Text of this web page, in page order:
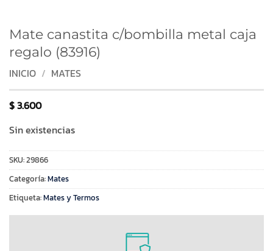
Mate canastita c/bombilla metal caja
regalo (83916)
INICIO / MATES
$3.600
Sin existencias
SKU:29866
Categoría:Mates
Etiqueta:Mates y Termos